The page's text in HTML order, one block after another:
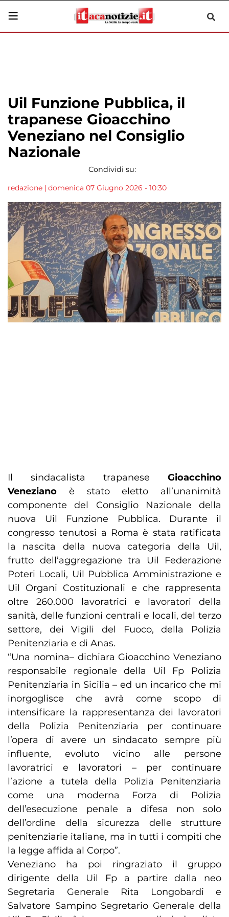
Uil Funzione Pubblica, il
trapanese Gioacchino
Veneziano nel Consiglio
Nazionale
Condividi su:
redazione | domenica 07 Giugno 2026 - 10:30
Il sindacalista trapanese Gioacchino
Veneziano è stato eletto all’unanimità
componente del Consiglio Nazionale della
nuova Uil Funzione Pubblica. Durante il
congresso tenutosi a Roma è stata ratificata
la nascita della nuova categoria della Uil,
frutto dell’aggregazione tra Uil Federazione
Poteri Locali, Uil Pubblica Amministrazione e
Uil Organi Costituzionali e che rappresenta
oltre 260.000 lavoratrici e lavoratori della
sanità, delle funzioni centrali e locali, del terzo
settore, dei Vigili del Fuoco, della Polizia
Penitenziaria e di Anas.
“Una nomina– dichiara Gioacchino Veneziano
responsabile regionale della Uil Fp Polizia
Penitenziaria in Sicilia – ed un incarico che mi
inorgoglisce che avrà come scopo di
intensificare la rappresentanza dei lavoratori
della Polizia Penitenziaria per continuare
l’opera di avere un sindacato sempre più
influente, evoluto vicino alle persone
lavoratrici e lavoratori – per continuare
l’azione a tutela della Polizia Penitenziaria
come una moderna Forza di Polizia
dell’esecuzione penale a difesa non solo
dell’ordine della sicurezza delle strutture
penitenziarie italiane, ma in tutti i compiti che
la legge affida al Corpo”.
Veneziano ha poi ringraziato il gruppo
dirigente della Uil Fp a partire dalla neo
Segretaria Generale Rita Longobardi e
Salvatore Sampino Segretario Generale della